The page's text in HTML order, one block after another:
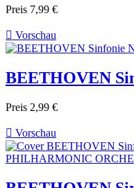
Preis 7,99 €
 Vorschau
BEETHOVEN
Preis 2,99 €
 Vorschau